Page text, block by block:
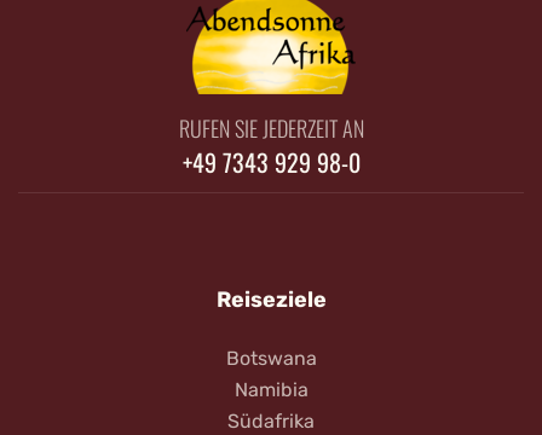
RUFEN SIE JEDERZEIT AN
+49 7343 929 98-0
Reiseziele
Botswana
Namibia
Südafrika